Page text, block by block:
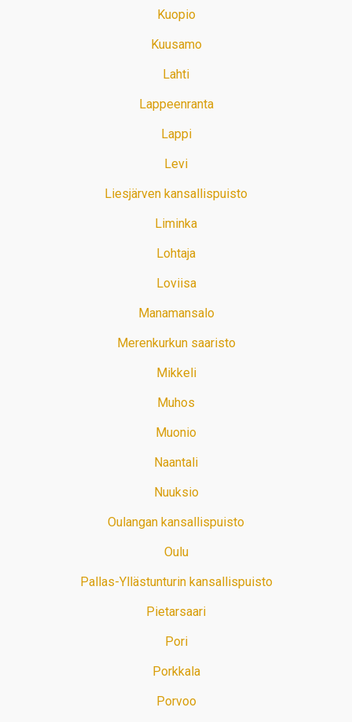
Kuopio
Kuusamo
Lahti
Lappeenranta
Lappi
Levi
Liesjärven kansallispuisto
Liminka
Lohtaja
Loviisa
Manamansalo
Merenkurkun saaristo
Mikkeli
Muhos
Muonio
Naantali
Nuuksio
Oulangan kansallispuisto
Oulu
Pallas-Yllästunturin kansallispuisto
Pietarsaari
Pori
Porkkala
Porvoo